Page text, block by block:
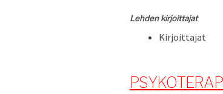
Lehden kir­joit­ta­jat
Kir­joit­ta­jat